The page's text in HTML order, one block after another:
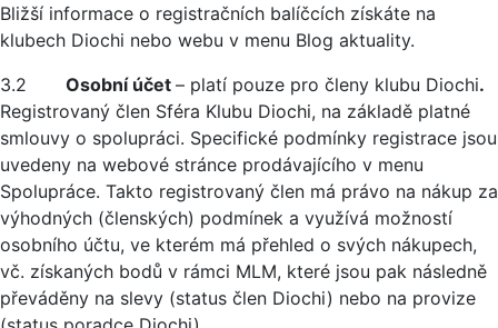
Bližší informace o registračních balíčcích získáte na
klubech Diochi nebo webu v menu Blog aktuality.
3.2 Osobní účet – platí pouze pro členy klubu Diochi.
Registrovaný člen Sféra Klubu Diochi, na základě platné
smlouvy o spolupráci. Specifické podmínky registrace jsou
uvedeny na webové stránce prodávajícího v menu
Spolupráce. Takto registrovaný člen má právo na nákup za
výhodných (členských) podmínek a využívá možností
osobního účtu, ve kterém má přehled o svých nákupech,
vč. získaných bodů v rámci MLM, které jsou pak následně
převáděny na slevy (status člen Diochi) nebo na provize